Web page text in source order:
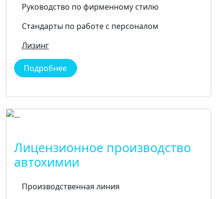
Руководство по фирменному стилю
Стандарты по работе с персоналом
Лизинг
Подробнее
Лицензионное производство
автохимии
Производственная линия